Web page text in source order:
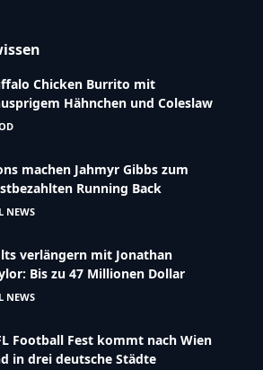
Chicken Burrito mit
Hähnchen und Coleslaw
machen Jahmyr Gibbs zum
Running Back
NEWS
verlängern mit Jonathan
Bis zu 47 Millionen Dollar
NEWS
Football Fest kommt nach Wien
in drei deutsche Städte